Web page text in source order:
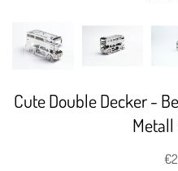
Cute Double Decker -
Metall